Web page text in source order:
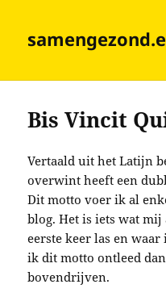
Bis Vincit
Vertaald uit het Latijn
overwint heeft een
Dit motto voer ik al
blog. Het is iets wat
eerste keer las en
ik dit motto ontleed
bovendrijven.